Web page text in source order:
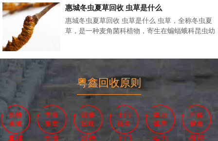
惠城冬虫夏草回收 虫草是什么
惠城冬虫夏草回收 虫草是什么 虫草，全称冬虫夏
草，是一种麦角菌科植物，寄生在蝙蝠蛾科昆虫幼
粤鑫回收原则
真诚 专业 诚信 上门 实力 保密